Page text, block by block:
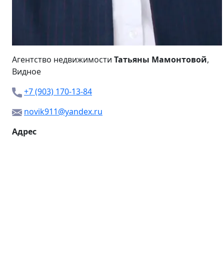
Агентство недвижимости Татьяны Мамонтовой,
Видное
+7 (903) 170-13-84
novik911@yandex.ru
Адрес